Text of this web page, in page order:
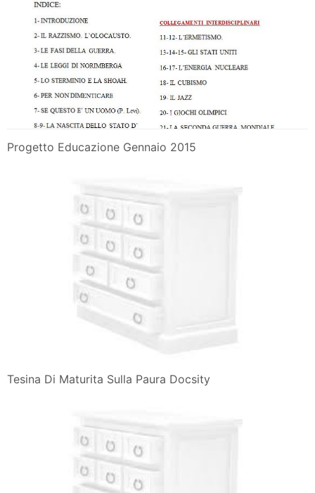
Progetto Educazione Gennaio 2015
Tesina Di Maturita Sulla Paura Docsity